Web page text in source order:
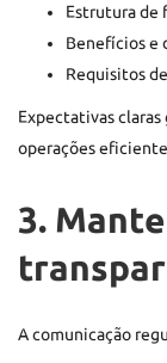
Estrutura de
Benefícios e
Requisitos
Expectativas
operações
3.
A comunicação